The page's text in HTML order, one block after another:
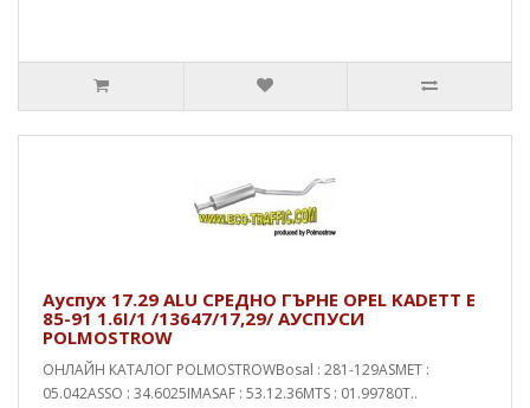
Ауспух 17.29 ALU СРЕДНО ГЪРНЕ OPEL KADETT E
85-91 1.6I/1 /13647/17,29/ АУСПУСИ
POLMOSTROW
ОНЛАЙН КАТАЛОГ POLMOSTROWBosal : 281-129ASMET :
05.042ASSO : 34.6025IMASAF : 53.12.36MTS : 01.99780T..